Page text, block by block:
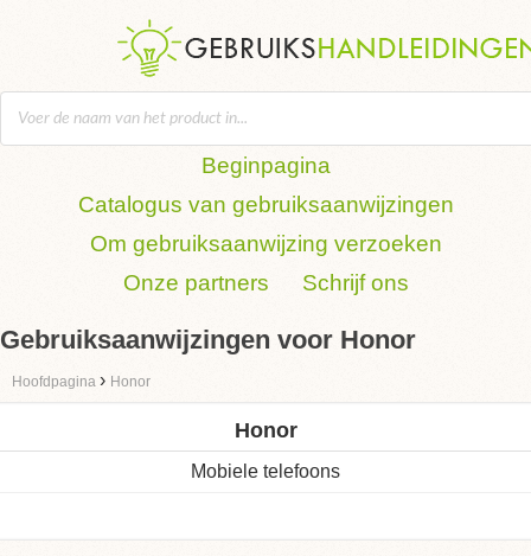
Beginpagina
Catalogus van gebruiksaanwijzingen
Om gebruiksaanwijzing verzoeken
Onze partners
Schrijf ons
Gebruiksaanwijzingen voor Honor
Hoofdpagina › Honor
Honor
Mobiele telefoons